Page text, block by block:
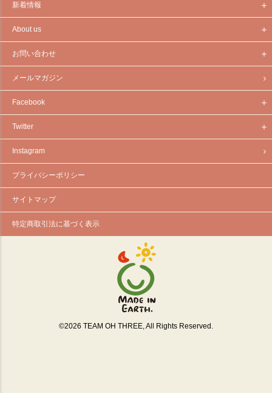
新着情報
About us
お問い合わせ
メールマガジン
Facebook
Twitter
Instagram
プライバシーポリシー
サイトマップ
特定商取引法に基づく表示
©2026 TEAM OH THREE, All Rights Reserved.